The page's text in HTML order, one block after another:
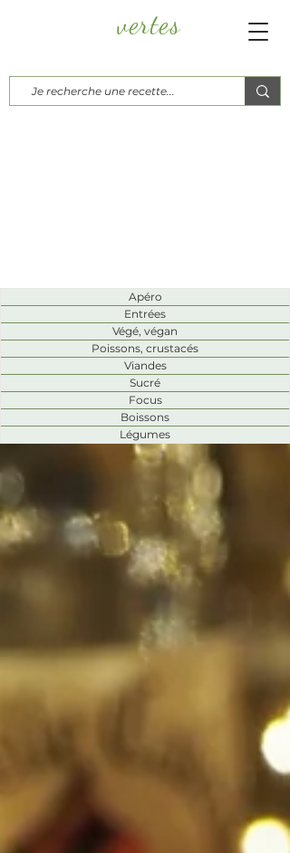
Papayesvertes
Apéro
Entrées
Végé, végan
Poissons, crustacés
Viandes
Sucré
Focus
Boissons
Légumes